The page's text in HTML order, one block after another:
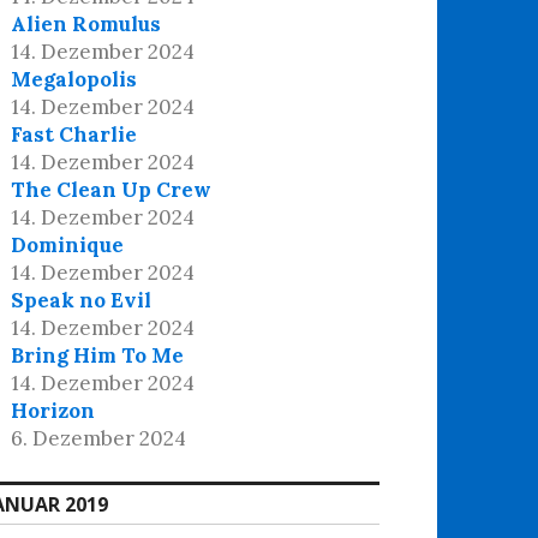
Alien Romulus
14. Dezember 2024
Megalopolis
14. Dezember 2024
Fast Charlie
14. Dezember 2024
The Clean Up Crew
14. Dezember 2024
Dominique
14. Dezember 2024
Speak no Evil
14. Dezember 2024
Bring Him To Me
14. Dezember 2024
Horizon
6. Dezember 2024
2019